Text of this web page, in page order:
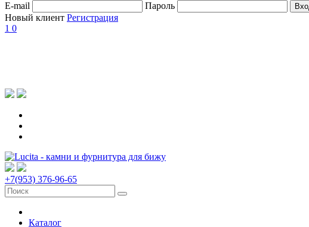
E-mail
Пароль
Новый клиент Регистрация
1 0
+7(953) 376-96-65
Каталог